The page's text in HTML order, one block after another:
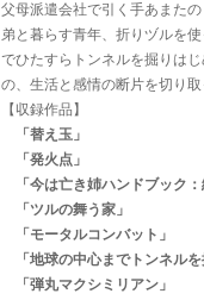
父母派遣会社で引く手あまた
弟と暮らす青年、折りヅルを
でひたすらトンネルを掘りは
の、生活と感情の断片を切り
【収録作品】
「替え玉」
「発火点」
「今は亡き姉ハンドブック
「ツルの舞う家」
「モータルコンバット」
「地球の中心までトンネルを
「弾丸マクシミリアン」